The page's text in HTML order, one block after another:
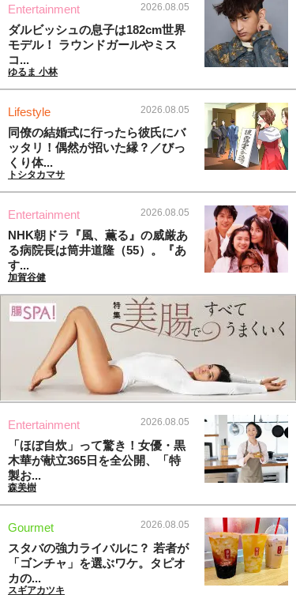
Entertainment 2026.08.05
ダルビッシュの息子は182cm世界
モデル！ ラウンドガールやミス
コ...
ゆるま 小林
Lifestyle 2026.08.05
同僚の結婚式に行ったら彼氏にバ
ッタリ！偶然が招いた縁？／びっ
くり体...
トシタカマサ
Entertainment 2026.08.05
NHK朝ドラ『風、薫る』の威厳あ
る病院長は筒井道隆（55）。『あ
す...
加賀谷健
Entertainment 2026.08.05
「ほぼ自炊」って驚き！女優・黒
木華が献立365日を全公開、「特
製お...
森美樹
Gourmet 2026.08.05
スタバの強力ライバルに？ 若者が
「ゴンチャ」を選ぶワケ。タピオ
カの...
スギアカツキ